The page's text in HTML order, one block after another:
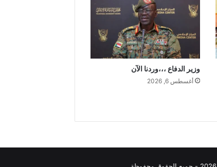
وزير الدفاع ،،،وردنا الآن
أغسطس 6, 2026